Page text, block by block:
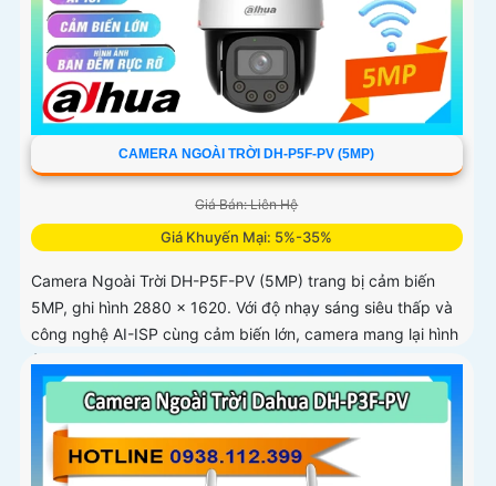
CAMERA NGOÀI TRỜI DH-P5F-PV (5MP)
Giá Bán: Liên Hệ
Giá Khuyến Mại: 5%-35%
Camera Ngoài Trời DH-P5F-PV (5MP) trang bị cảm biến
5MP, ghi hình 2880 × 1620. Với độ nhạy sáng siêu thấp và
công nghệ AI-ISP cùng cảm biến lớn, camera mang lại hình
ảnh vượt trội cả ngày lẫn đêm